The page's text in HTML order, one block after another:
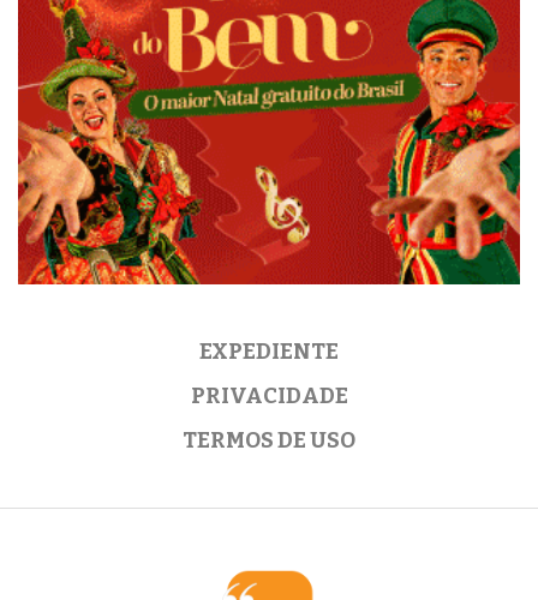
EXPEDIENTE
PRIVACIDADE
TERMOS DE USO